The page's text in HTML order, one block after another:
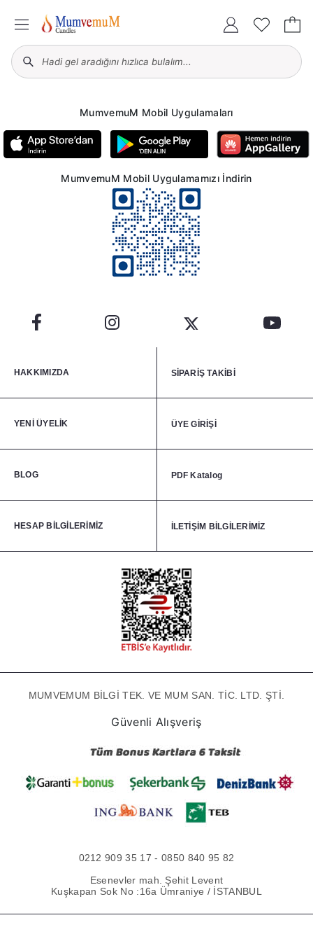
MumvemuM Mobil Uygulamaları
MumvemuM Mobil Uygulamamızı İndirin
HAKKIMIZDA SİPARİŞ TAKİBİ
YENİ ÜYELİK ÜYE GİRİŞİ
BLOG PDF Katalog
HESAP BİLGİLERİMİZ İLETİŞİM BİLGİLERİMİZ
MUMVEMUM BİLGİ TEK. VE MUM SAN. TİC. LTD. ŞTİ.
Güvenli Alışveriş
0212 909 35 17 - 0850 840 95 82
Esenevler mah. Şehit Levent
Kuşkapan Sok No :16a Ümraniye / İSTANBUL